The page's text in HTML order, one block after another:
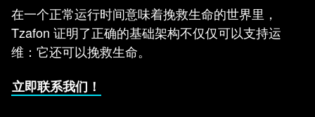
在一个正常运行时间意味着挽救生命的世界里，
Tzafon 证明了正确的基础架构不仅仅可以支持运
维：它还可以挽救生命。
立即联系我们！